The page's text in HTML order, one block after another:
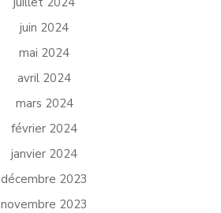
juin 2024
mai 2024
avril 2024
mars 2024
février 2024
janvier 2024
décembre 2023
novembre 2023